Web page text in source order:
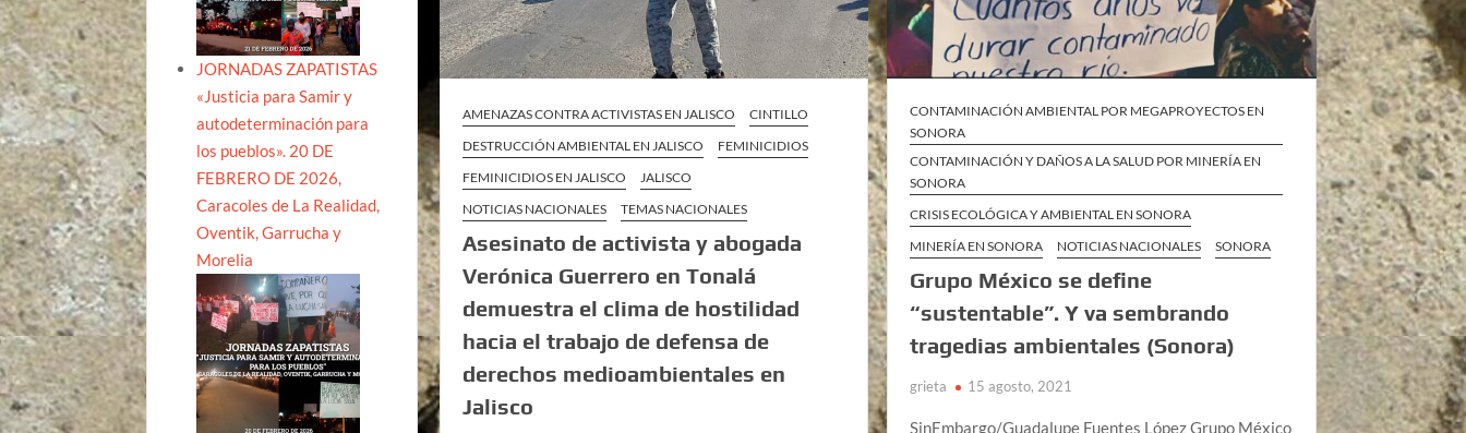
AMENAZAS CONTRA ACTIVISTAS EN JALISCO
CINTILLO
DESTRUCCIÓN AMBIENTAL EN JALISCO
FEMINICIDIOS
FEMINICIDIOS EN JALISCO
JALISCO
NOTICIAS NACIONALES
TEMAS NACIONALES
Asesinato de activista y abogada
Verónica Guerrero en Tonalá
demuestra el clima de hostilidad
hacia el trabajo de defensa de
derechos medioambientales en
Jalisco
CONTAMINACIÓN AMBIENTAL POR MEGAPROYECTOS EN
SONORA
CONTAMINACIÓN Y DAÑOS A LA SALUD POR MINERÍA EN
SONORA
CRISIS ECOLÓGICA Y AMBIENTAL EN SONORA
MINERÍA EN SONORA
NOTICIAS NACIONALES SONORA
Grupo México se define
“sustentable”. Y va sembrando
tragedias ambientales (Sonora)
grieta 15 agosto, 2021
SinEmbargo/Guadalupe Fuentes López Grupo México
JORNADAS ZAPATISTAS
«Justicia para Samir y
autodeterminación para
los pueblos». 20 DE
FEBRERO DE 2026,
Caracoles de La Realidad,
Oventik, Garrucha y
Morelia